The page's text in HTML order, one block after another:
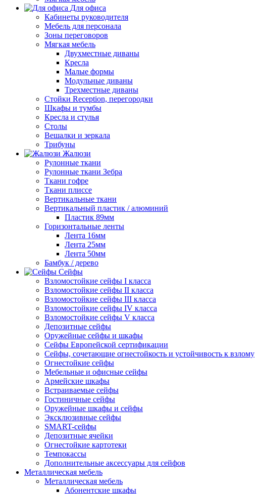
Для офиса
Кабинеты руководителя
Мебель для персонала
Зоны переговоров
Мягкая мебель
Двухместные диваны
Кресла
Малые формы
Модульные диваны
Трехместные диваны
Стойки Reception, перегородки
Шкафы и тумбы
Кресла и стулья
Столы
Вешалки и зеркала
Трибуны
Жалюзи
Рулонные ткани
Рулонные ткани Зебра
Ткани гофре
Ткани плиссе
Вертикальные ткани
Вертикальный пластик / алюминий
Пластик 89мм
Горизонтальные ленты
Лента 16мм
Лента 25мм
Лента 50мм
Бамбук / дерево
Сейфы
Взломостойкие сейфы I класса
Взломостойкие сейфы II класса
Взломостойкие сейфы III класса
Взломостойкие сейфы IV класса
Взломостойкие сейфы V класса
Депозитные сейфы
Оружейные сейфы и шкафы
Сейфы Европейской сертификации
Сейфы, сочетающие огнестойкость и устойчивость к взлому
Огнестойкие сейфы
Мебельные и офисные сейфы
Армейские шкафы
Встраиваемые сейфы
Гостиничные сейфы
Оружейные шкафы и сейфы
Эксклюзивные сейфы
SMART-сейфы
Депозитные ячейки
Огнестойкие картотеки
Темпокассы
Дополнительные аксессуары для сейфов
Металлическая мебель
Металлическая мебель
Абонентские шкафы